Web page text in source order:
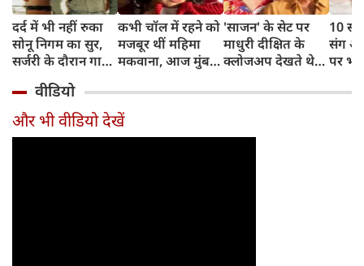
दर्द में भी नहीं रुका
सोनू निगम का सुर,
सर्जरी के दौरान गाया
क्लासिक गाना
कभी चॉल में रहने को
मजबूर थीं महिमा
मकवाना, आज मुंबई
और करोड़ों की दौलत
'साजन' के सेट पर
माधुरी दीक्षित के
क्लोजअप देखते थे
ने सुनाया किस्सा
10
संग
पर
थोड़ा
वीडियो
और भी वीडियो देखें